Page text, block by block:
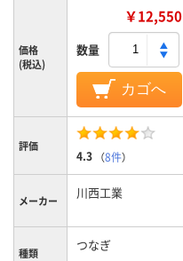
価格
(税込)
￥12,550
数量
カゴへ
評価
4.3 （8件）
メーカー 川西工業
種類 つなぎ